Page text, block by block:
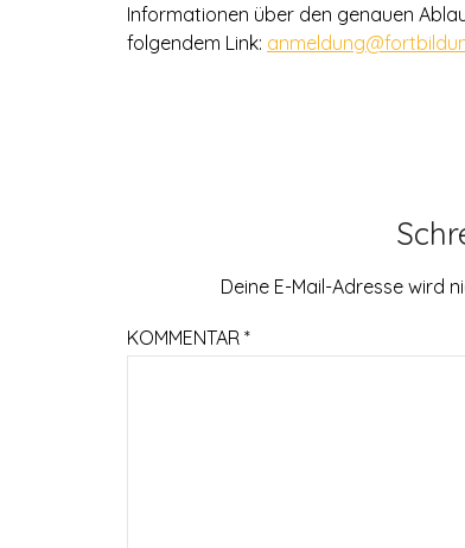
Informationen über den genauen
folgendem Link:
Deine E-Mail-Adresse wird
KOMMENTAR *